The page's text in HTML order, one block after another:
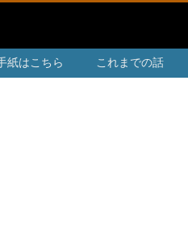
紙はこちら これまでの話